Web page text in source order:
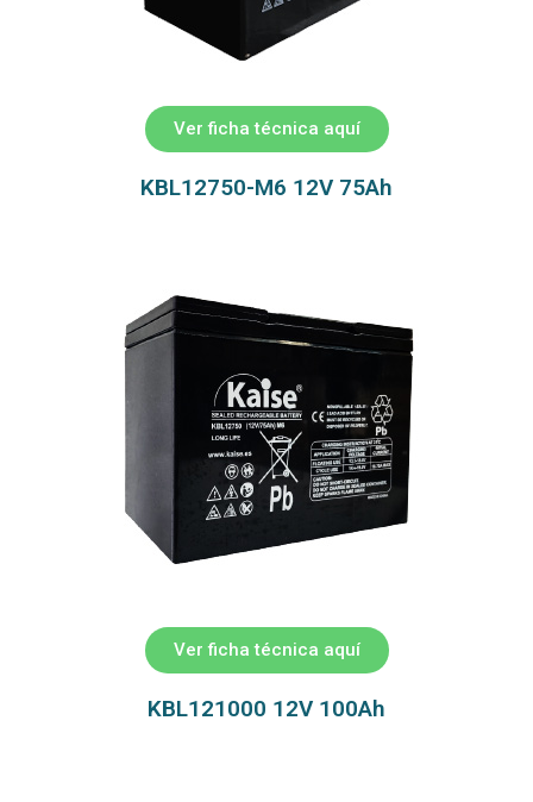
Ver ficha técnica aquí
KBL12750-M6 12V 75Ah
Ver ficha técnica aquí
KBL121000 12V 100Ah